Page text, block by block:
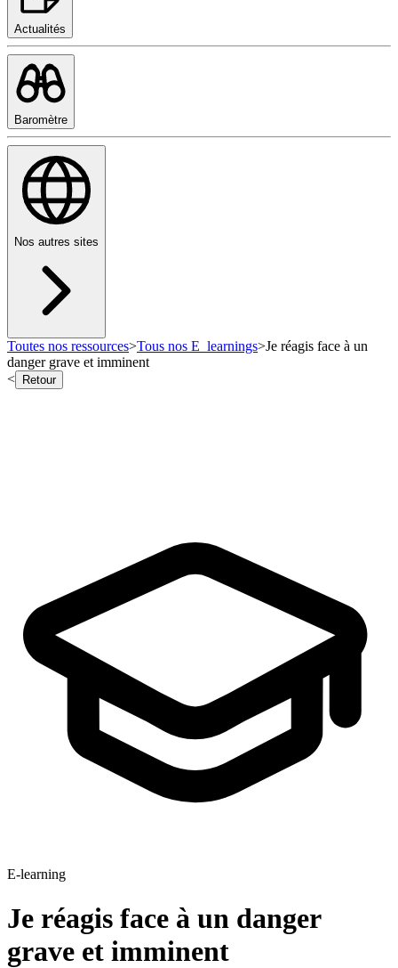
Actualités
Baromètre
Nos autres sites
Toutes nos ressources>Tous nos E_learnings>Je réagis face à un
danger grave et imminent
<
Retour
E-learning
Je réagis face à un danger
grave et imminent